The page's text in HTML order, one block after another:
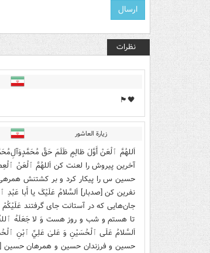
نظرات
🖤🏴
زیارة العاشور
اَللهُمَّ ٱلْعَنْ أَوَّلَ ظالِمٍ ظَلَمَ حَقَّ
آخرین پیروش را لعنت کن اَللهُمَّ ٱلْعَنْ
حسین س را پیکار کرد و بر کشتنش همرهی
نفرین کن [صدبار] اَلسَّلامُ عَلَيْکَ يا أَبا عَبْدِ
جان‌هایی كه در آستانت جای گرفتند
تا هستم و شب و روز هست وَ لا جَعَلَهُ ٱللهُ
اَلسَّلامُ عَلَى ٱلْحُسَيْنِ وَ عَلىٰ عَلِيِّ ٱبْنِ
حسین و فرزندان حسین و همرهان حسین